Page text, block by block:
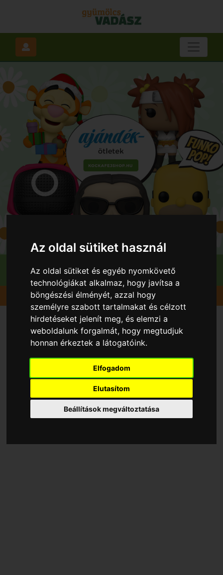
Az oldal sütiket használ
Az oldal sütiket és egyéb nyomkövető
technológiákat alkalmaz, hogy javítsa a
böngészési élményét, azzal hogy
személyre szabott tartalmakat és célzott
hirdetéseket jelenít meg, és elemzi a
weboldalunk forgalmát, hogy megtudjuk
honnan érkeztek a látogatóink.
Elfogadom
Elutasítom
Beállítások megváltoztatása
Gyümölcsök Cseresznye Annus